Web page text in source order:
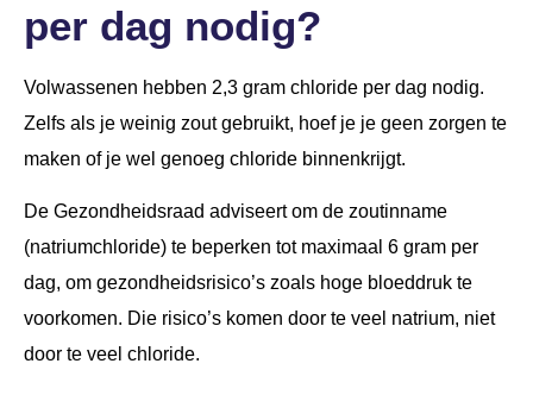
per dag nodig?
Volwassenen hebben 2,3 gram chloride per dag nodig.
Zelfs als je weinig zout gebruikt, hoef je je geen zorgen te
maken of je wel genoeg chloride binnenkrijgt.
De Gezondheidsraad adviseert om de zoutinname
(natriumchloride) te beperken tot maximaal 6 gram per
dag, om gezondheidsrisico’s zoals hoge bloeddruk te
voorkomen. Die risico’s komen door te veel natrium, niet
door te veel chloride.